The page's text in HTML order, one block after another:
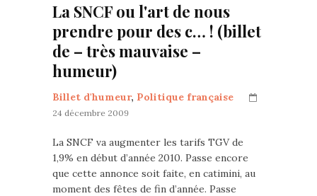
La SNCF ou l'art de nous
prendre pour des c… ! (billet
de – très mauvaise –
humeur)
Billet d'humeur, Politique française
24 décembre 2009
La SNCF va augmenter les tarifs TGV de
1,9% en début d’année 2010. Passe encore
que cette annonce soit faite, en catimini, au
moment des fêtes de fin d’année. Passe